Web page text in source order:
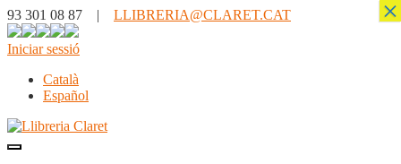
93 301 08 87 | LLIBRERIA@CLARET.CAT
Iniciar sessió
Català
Español
×